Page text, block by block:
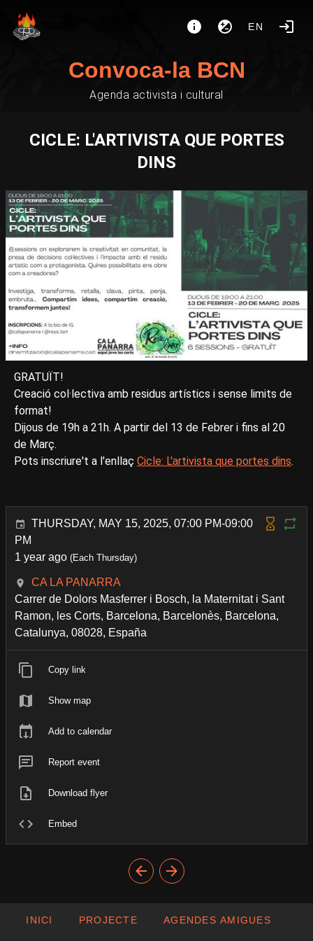
EN
Convoca-la BCN
Agenda activista i cultural
CICLE: L'ARTIVISTA QUE PORTES
DINS
GRATUÏT!
Creació col·lectiva amb residus artístics i sense limits de
format!
Dijous de 19h a 21h. A partir del 13 de Febrer i fins al 20
de Març.
Pots inscriure't a l'enllaç Cicle: L'artivista que portes dins.
THURSDAY, MAY 15, 2025, 07:00 PM-09:00
PM
1 year ago (Each Thursday)
CA LA PANARRA
Carrer de Dolors Masferrer i Bosch, la Maternitat i Sant
Ramon, les Corts, Barcelona, Barcelonès, Barcelona,
Catalunya, 08028, España
Copy link
Show map
Add to calendar
Report event
Download flyer
Embed
INICI PROJECTE AGENDES AMIGUES